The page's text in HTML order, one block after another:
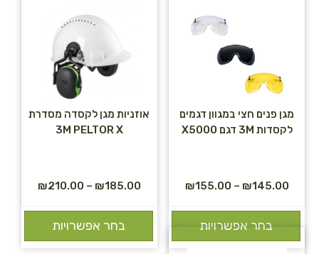
מגן פנים חצי במגוון דגמים
לקסדות 3M דגם X5000
₪145.00
–
₪155.00
בחר אפשרויות
אוזניות מגן לקסדה מסדרת
3M PELTOR X
₪185.00
–
₪210.00
בחר אפשרויות